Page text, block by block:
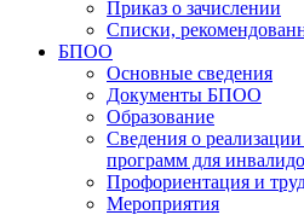
Приказ о зачислении
Списки,
БПОО
Основные сведения
Документы БПОО
Образование
Сведения о
программ для
Профориентация и
Мероприятия